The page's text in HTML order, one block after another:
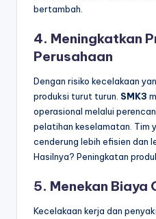
bertambah.
4. Meningkatkan
Perusahaan
Dengan risiko kecelakaan
produksi turut turun. SMK3
operasional melalui
pelatihan keselamatan. Tim
cenderung lebih efisien dan
Hasilnya? Peningkatan
5. Menekan Biaya
Kecelakaan kerja dan